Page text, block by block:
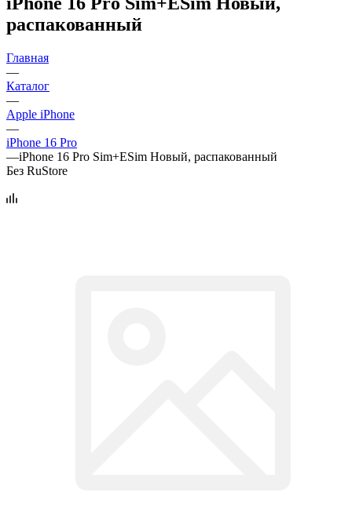
распакованный
Главная
—
Каталог
—
Apple iPhone
—
iPhone 16 Pro
—iPhone 16 Pro Sim+ESim Новый, распакованный
Без RuStore